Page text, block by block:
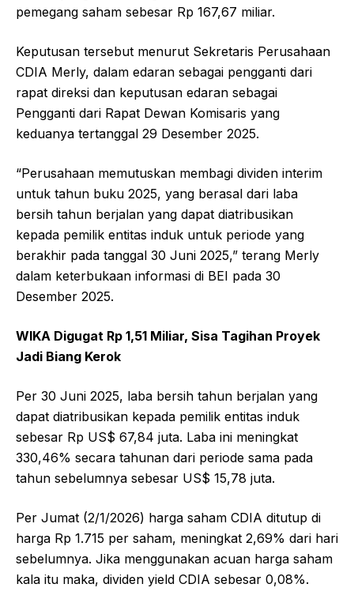
pemegang saham sebesar Rp 167,67 miliar.
Keputusan tersebut menurut Sekretaris Perusahaan
CDIA Merly, dalam edaran sebagai pengganti dari
rapat direksi dan keputusan edaran sebagai
Pengganti dari Rapat Dewan Komisaris yang
keduanya tertanggal 29 Desember 2025.
“Perusahaan memutuskan membagi dividen interim
untuk tahun buku 2025, yang berasal dari laba
bersih tahun berjalan yang dapat diatribusikan
kepada pemilik entitas induk untuk periode yang
berakhir pada tanggal 30 Juni 2025,” terang Merly
dalam keterbukaan informasi di BEI pada 30
Desember 2025.
WIKA Digugat Rp 1,51 Miliar, Sisa Tagihan Proyek
Jadi Biang Kerok
Per 30 Juni 2025, laba bersih tahun berjalan yang
dapat diatribusikan kepada pemilik entitas induk
sebesar Rp US$ 67,84 juta. Laba ini meningkat
330,46% secara tahunan dari periode sama pada
tahun sebelumnya sebesar US$ 15,78 juta.
Per Jumat (2/1/2026) harga saham CDIA ditutup di
harga Rp 1.715 per saham, meningkat 2,69% dari hari
sebelumnya. Jika menggunakan acuan harga saham
kala itu maka, dividen yield CDIA sebesar 0,08%.